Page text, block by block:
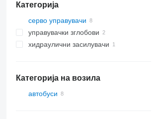
Категорија
серво управувачи
управувачки зглобови
хидраулични засилувачи
Категорија на возила
автобуси